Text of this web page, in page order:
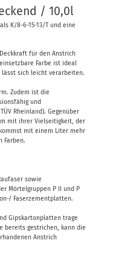
/ 10,0l
K/8-6-15-13/T und eine
für den Anstrich
Farbe ist ideal
sich leicht verarbeiten.
Zudem ist die
und
Rheinland). Gegenüber
mit ihrer Vielseitigkeit, der
mit einem Liter mehr
Farben.
sowie
Mörtelgruppen P II und P
Faserzementplatten.
Gipskartonplatten trage
bereits gestrichen, kann die
Anstrich